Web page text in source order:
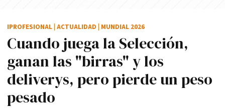
Cuando juega la Selección,
ganan las "birras" y los
deliverys, pero pierde un peso
pesado
IPROFESIONAL ACTUALIDAD MUNDIAL 2026